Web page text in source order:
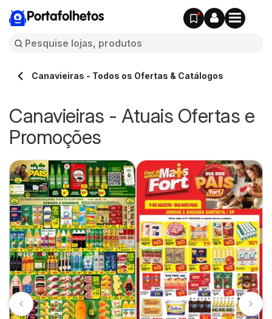
Portafolhetos
Canavieiras - Todos os Ofertas & Catálogos
Canavieiras - Atuais Ofertas e
Promoções